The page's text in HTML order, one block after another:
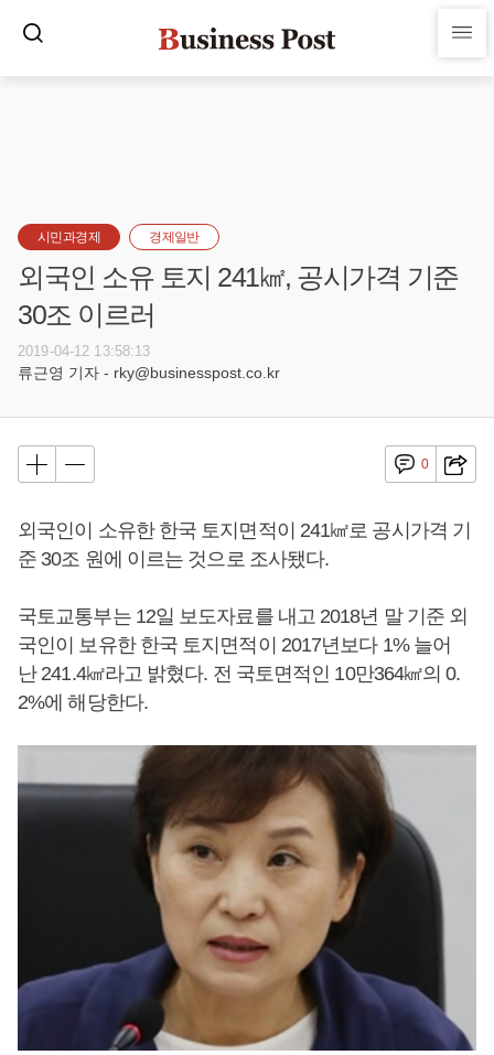
시민과경제 경제일반
외국인 소유 토지 241㎢, 공시가격 기준
30조 이르러
2019-04-12 13:58:13
류근영 기자 - rky@businesspost.co.kr
0
외국인이 소유한 한국 토지면적이 241㎢로 공시가격 기
준 30조 원에 이르는 것으로 조사됐다.
국토교통부는 12일 보도자료를 내고 2018년 말 기준 외
국인이 보유한 한국 토지면적이 2017년보다 1% 늘어
난 241.4㎢라고 밝혔다. 전 국토면적인 10만364㎢의 0.
2%에 해당한다.